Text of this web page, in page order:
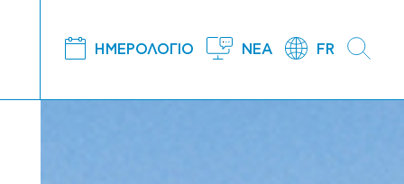
ΗΜΕΡΟΛΟΓΙΟ ΝΕΑ FR